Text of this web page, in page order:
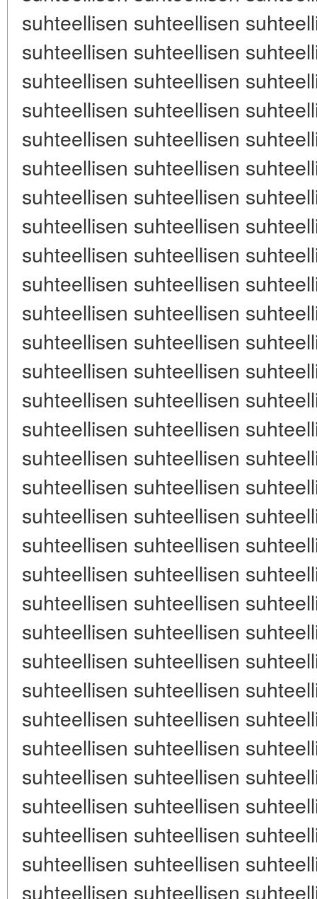
suhteellisen suhteellisen
suhteellisen suhteellisen
suhteellisen suhteellisen
suhteellisen suhteellisen
suhteellisen suhteellisen
suhteellisen suhteellisen
suhteellisen suhteellisen
suhteellisen suhteellisen
suhteellisen suhteellisen
suhteellisen suhteellisen
suhteellisen suhteellisen
suhteellisen suhteellisen
suhteellisen suhteellisen
suhteellisen suhteellisen
suhteellisen suhteellisen
suhteellisen suhteellisen
suhteellisen suhteellisen
suhteellisen suhteellisen
suhteellisen suhteellisen
suhteellisen suhteellisen
suhteellisen suhteellisen
suhteellisen suhteellisen
suhteellisen suhteellisen
suhteellisen suhteellisen
suhteellisen suhteellisen
suhteellisen suhteellisen
suhteellisen suhteellisen
suhteellisen suhteellisen
suhteellisen suhteellisen
suhteellisen suhteellisen
suhteellisen suhteellisen